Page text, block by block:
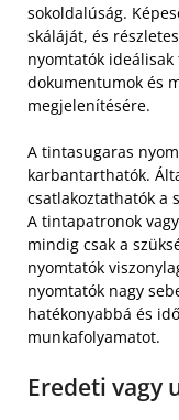
sokoldalúság.
skáláját, és
nyomtatók
dokumentumok és
megjelenítésére.
A tintasugaras
karbantarthatók.
csatlakoztathatók a
A tintapatronok
mindig csak a
nyomtatók
nyomtatók nagy
hatékonyabbá és
munkafolyamatot.
Eredeti vagy